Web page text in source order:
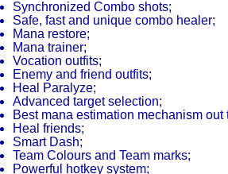
Synchronized Combo shots;
Safe, fast and unique combo healer;
Mana restore;
Mana trainer;
Vocation outfits;
Enemy and friend outfits;
Heal Paralyze;
Advanced target selection;
Best mana estimation mechanism out
Heal friends;
Smart Dash;
Team Colours and Team marks;
Powerful hotkey system;